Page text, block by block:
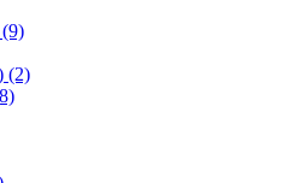
(9)
(2)